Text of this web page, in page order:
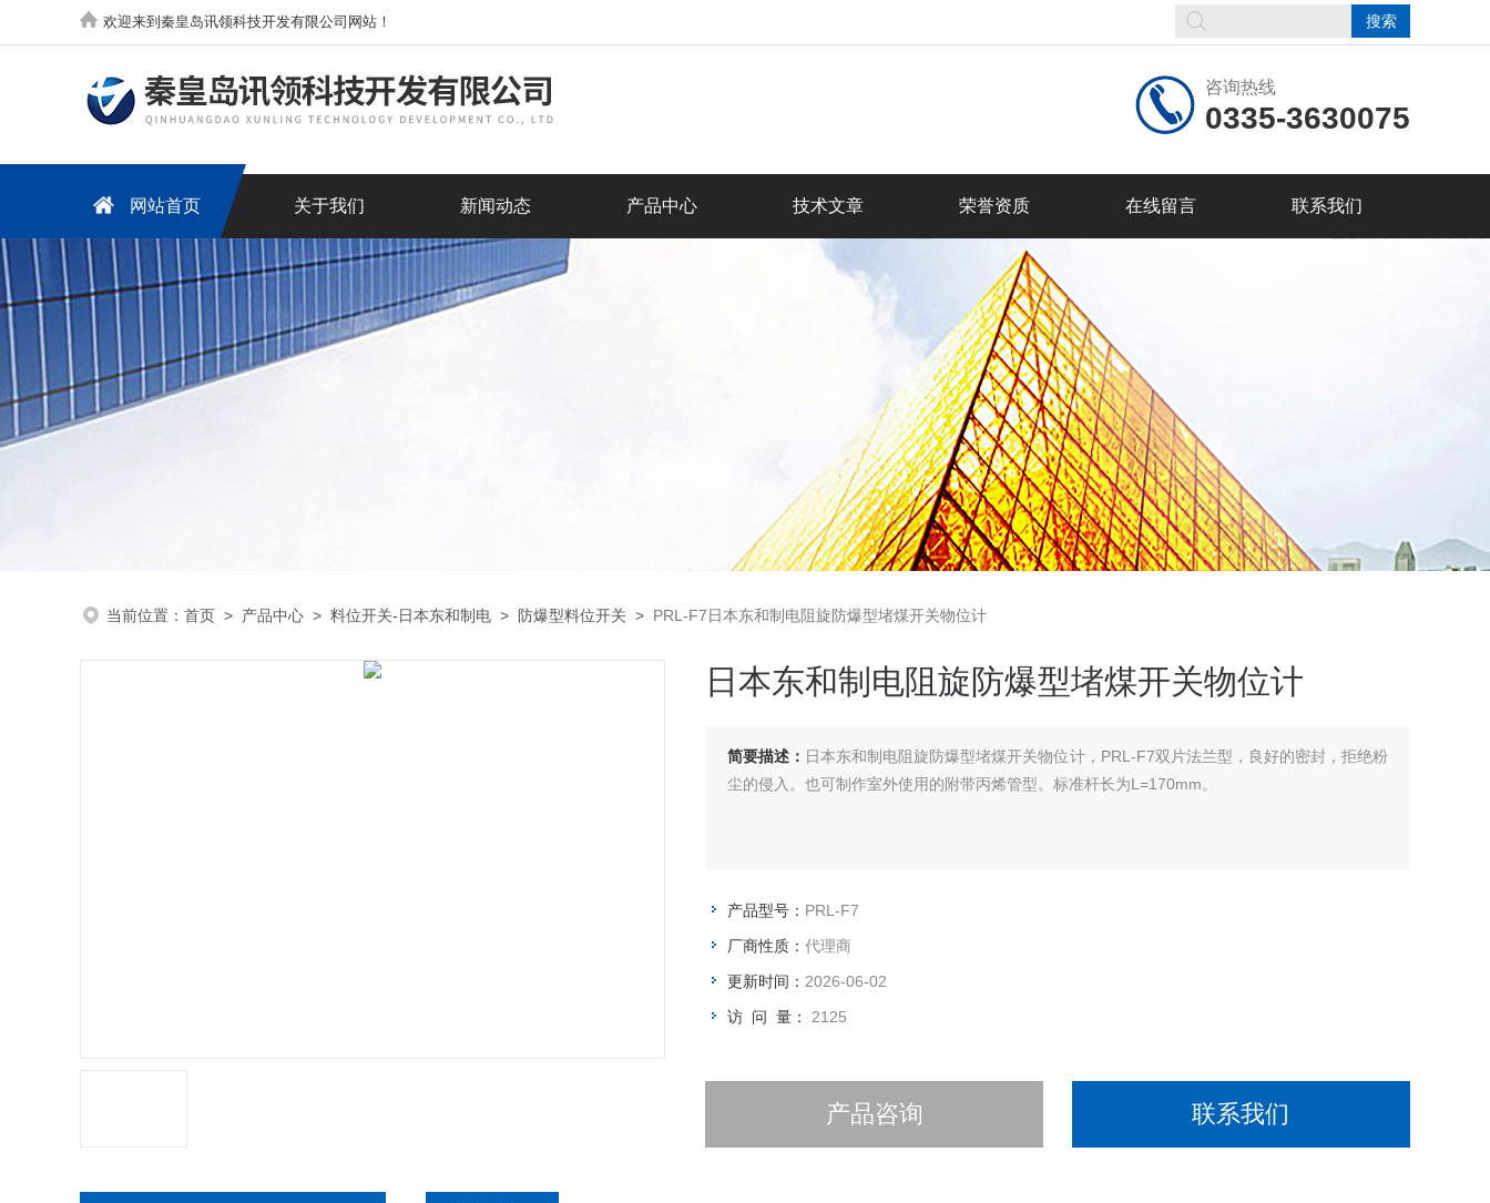
欢迎来到秦皇岛讯领科技开发有限公司网站！
咨询热线
0335-3630075
网站首页 关于我们 新闻动态 产品中心 技术文章 荣誉资质 在线留言 联系我们
当前位置： 首页 > 产品中心 > 料位开关-日本东和制电 > 防爆型料位开关 > PRL-F7日本东和制电阻旋防爆型堵煤开关物位计
日本东和制电阻旋防爆型堵煤开关物位计
简要描述： 日本东和制电阻旋防爆型堵煤开关物位计，PRL-F7双片法兰型，良好的密封，拒绝粉
尘的侵入。也可制作室外使用的附带丙烯管型。标准杆长为L=170mm。
产品型号： PRL-F7
厂商性质： 代理商
更新时间： 2026-06-02
访 问 量： 2125
产品咨询 联系我们